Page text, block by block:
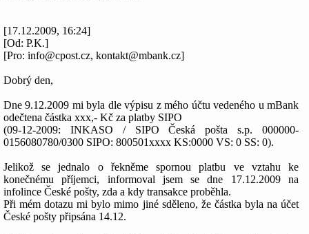
[17.12.2009, 16:24]
[Od: P.K.]
[Pro: info@cpost.cz, kontakt@mbank.cz]
Dobrý den,
Dne 9.12.2009 mi byla dle výpisu z mého účtu vedeného u mBank
odečtena částka xxx,- Kč za platby SIPO
(09-12-2009: INKASO / SIPO Česká pošta s.p. 000000-
0156080780/0300 SIPO: 800501xxxx KS:0000 VS: 0 SS: 0).
Jelikož se jednalo o řekněme spornou platbu ve vztahu ke
konečnému příjemci, informoval jsem se dne 17.12.2009 na
infolince České pošty, zda a kdy transakce proběhla.
Při mém dotazu mi bylo mimo jiné sděleno, že částka byla na účet
České pošty připsána 14.12.